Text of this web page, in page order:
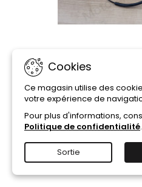
RÉFÉRENCE:
CENTRALE CLIGNOTANTE
LONGJIA
 Ajouter au
Cookies
Ce magasin utilise des
votre expérience de
Pour plus d'informations,
Politique de confidentialité.
Sortie